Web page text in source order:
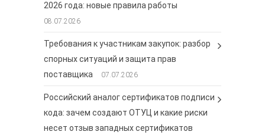
2026 года: новые правила работы
08.07.2026
Требования к участникам закупок: разбор
спорных ситуаций и защита прав
поставщика
07.07.2026
Российский аналог сертификатов подписи
кода: зачем создают ОТУЦ и какие риски
несет отзыв западных сертификатов